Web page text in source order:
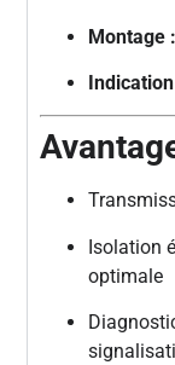
Montage :
Indication
Isolation
optimale